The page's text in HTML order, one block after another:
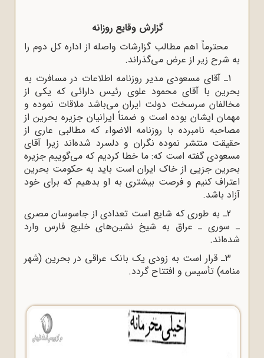
گزارش وقایع روزانه
محترماً اهم مطالب گزارشات واصله از اداره کل دوم را
به شرح زیر از عرض می‌گذراند.
1ـ آقای مسعودی مدیر روزنامه اطلاعات در مسافرت به
بحرین با آقای محمود علوی رئیس دارائی که یکی از
مخالفان سرسخت دولت ایران می‌باشد ملاقات نموده و
مهمان ایشان بوده است و ضمناً ایرانیان جزیره بحرین از
مصاحبه نامبرده با روزنامه الاضواء که مطالبی عاری از
حقیقت منتشر نموده نگران و دلسرد شده‌اند زیرا آقای
مسعودی گفته است که: ما خطا کردیم که می‌گوییم جزیره
بحرین جزیی از خاک ایران است باید به حکومت بحرین
اعتراف کنیم و فرصت بیشتری به او بدهیم که برای خود
آزاد باشد.
2ـ به طوری که شایع است تعدادی از جاسوسان مصری
ـ سوری ـ عراق به شیخ نشین‌های خلیج فارس وارد
شده‌اند.
3ـ قرار است به زودی یک بانک عراقی در بحرین (شهر
منامه) تأسیس و افتتاح گردد.